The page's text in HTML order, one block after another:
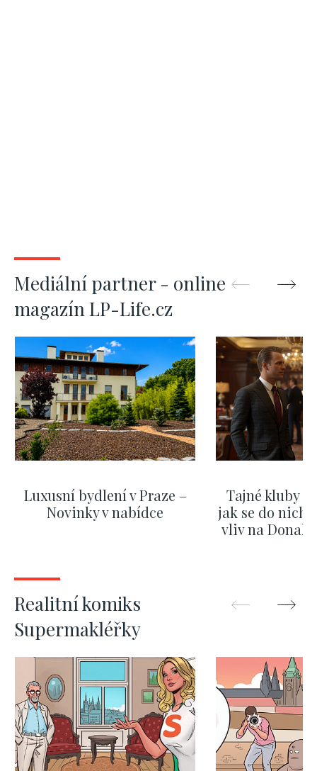
Mediální partner - online
magazín LP-Life.cz
Luxusní bydlení v Praze –
Novinky v nabídce
Tajné kluby
jak se do nich
vliv na
Realitní komiks
Supermakléřky